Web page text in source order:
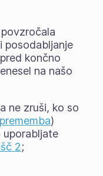
posodabljanje
končno
na našo
ne zruši, ko so
)
uporabljate
2;